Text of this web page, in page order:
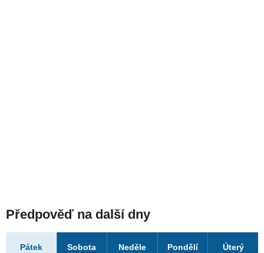
Předpověď na další dny
Pátek Sobota Neděle Pondělí Úterý